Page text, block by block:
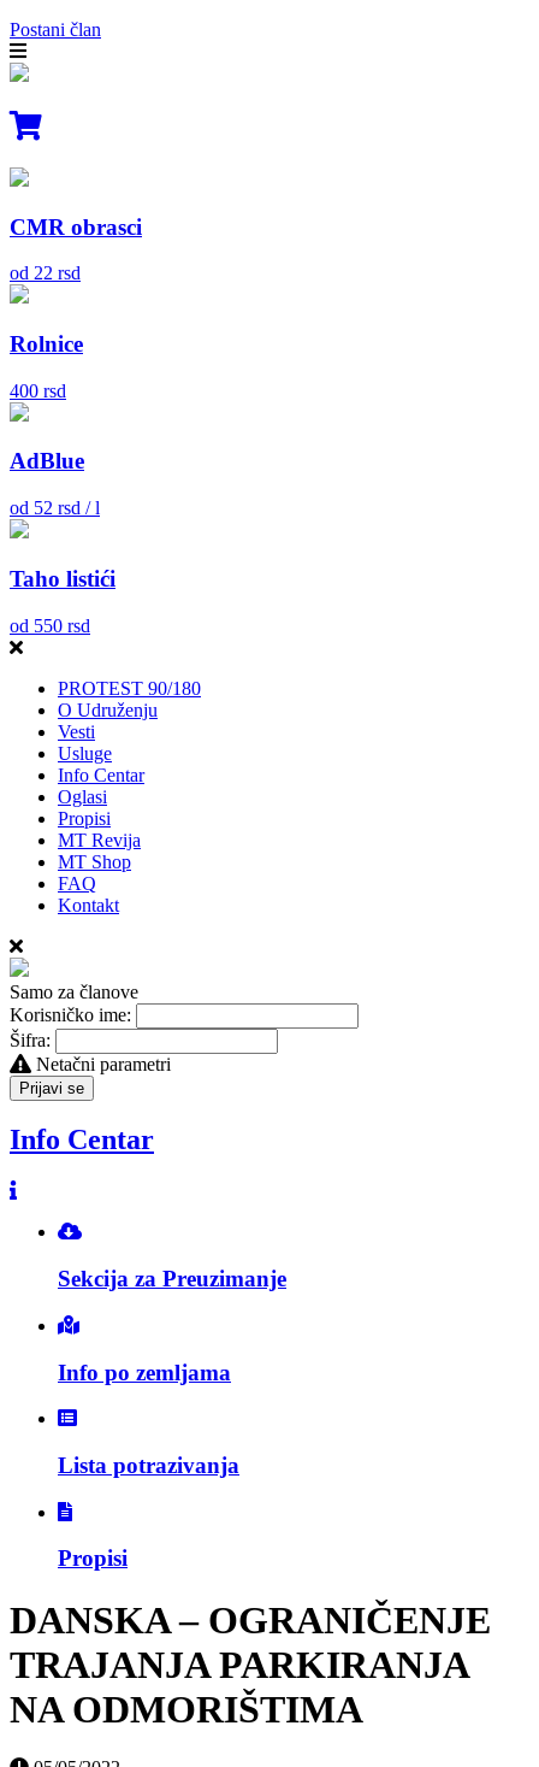
Postani član
CMR obrasci
od 22 rsd
Rolnice
400 rsd
AdBlue
od 52 rsd / l
Taho listići
od 550 rsd
PROTEST 90/180
O Udruženju
Vesti
Usluge
Info Centar
Oglasi
Propisi
MT Revija
MT Shop
FAQ
Kontakt
Samo za članove
Korisničko ime:
Šifra:
Netačni parametri
Prijavi se
Info Centar
Sekcija za Preuzimanje
Info po zemljama
Lista potrazivanja
Propisi
DANSKA – OGRANIČENJE
TRAJANJA PARKIRANJA
NA ODMORIŠTIMA